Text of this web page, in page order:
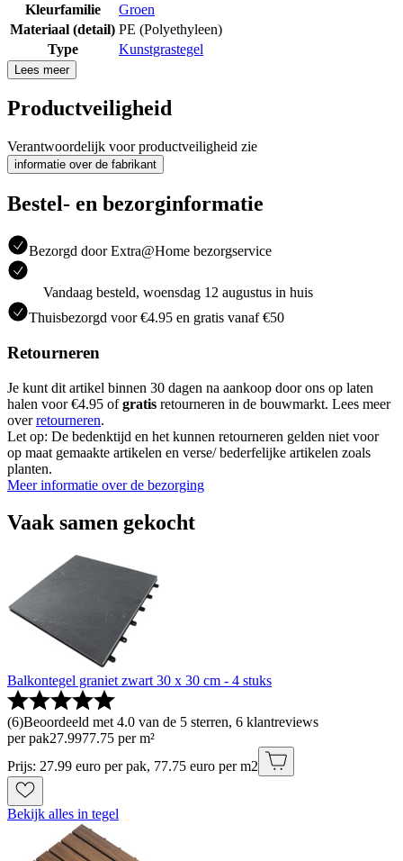
Kleurfamilie
Groen
Materiaal (detail) PE (Polyethyleen)
Type
Kunstgrastegel
Lees meer
Productveiligheid
Verantwoordelijk voor productveiligheid zie
informatie over de fabrikant
Bestel- en bezorginformatie
Bezorgd door Extra@Home bezorgservice
Vandaag besteld, woensdag 12 augustus in huis
Thuisbezorgd voor €4.95 en gratis vanaf €50
Retourneren
Je kunt dit artikel binnen 30 dagen na aankoop door ons op laten
halen voor €4.95 ofgratis retourneren in de bouwmarkt. Lees meer
overretourneren.
Let op: De bedenktijd en het kunnen retourneren gelden niet voor
op maat gemaakte artikelen en verse/ bederfelijke artikelen zoals
planten.
Meer informatie over de bezorging
Vaak samen gekocht
Balkontegel graniet zwart 30 x 30 cm - 4 stuks
(6)Beoordeeld met 4.0 van de 5 sterren, 6 klantreviews
per pak27.9977.75 per m²
Prijs: 27.99 euro per pak, 77.75 euro per m2
Bekijk alles in tegel